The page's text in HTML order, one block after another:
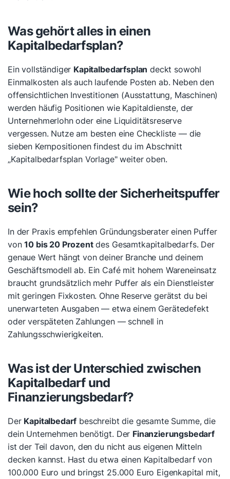
Was gehört alles in einen
Kapitalbedarfsplan?
Ein vollständiger Kapitalbedarfsplan deckt sowohl
Einmalkosten als auch laufende Posten ab. Neben den
offensichtlichen Investitionen (Ausstattung, Maschinen)
werden häufig Positionen wie Kapitaldienste, der
Unternehmerlohn oder eine Liquiditätsreserve
vergessen. Nutze am besten eine Checkliste — die
sieben Kernpositionen findest du im Abschnitt
„Kapitalbedarfsplan Vorlage" weiter oben.
Wie hoch sollte der Sicherheitspuffer
sein?
In der Praxis empfehlen Gründungsberater einen Puffer
von10 bis 20 Prozentdes Gesamtkapitalbedarfs. Der
genaue Wert hängt von deiner Branche und deinem
Geschäftsmodell ab. Ein Café mit hohem Wareneinsatz
braucht grundsätzlich mehr Puffer als ein Dienstleister
mit geringen Fixkosten. Ohne Reserve gerätst du bei
unerwarteten Ausgaben — etwa einem Gerätedefekt
oder verspäteten Zahlungen — schnell in
Zahlungsschwierigkeiten.
Was ist der Unterschied zwischen
Kapitalbedarf und
Finanzierungsbedarf?
Der Kapitalbedarf beschreibt die gesamte Summe, die
dein Unternehmen benötigt. Der Finanzierungsbedarf
ist der Teil davon, den du nicht aus eigenen Mitteln
decken kannst. Hast du etwa einen Kapitalbedarf von
100.000 Euro und bringst 25.000 Euro Eigenkapital mit,